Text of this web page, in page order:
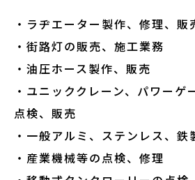
・ラヂエーター製作、修理、販
・街路灯の販売、施工業務
・油圧ホース製作、販売
・ユニッククレーン、パワーゲ
点検、販売
・一般アルミ、ステンレス、
・産業機械等の点検、修理